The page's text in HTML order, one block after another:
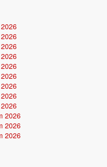
2026
2026
2026
hoa lễ vật, kính dâng lên chư vị
ngài đã che chở cháu tròn một
... mạnh khỏe, ngoan ngoãn,
bình an, may mắn.
giám.
con thành tâm dâng lễ tạ ơn.
mạnh, thông minh, bình an.